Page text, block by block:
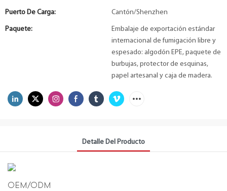
Puerto De Carga: Cantón/Shenzhen
Paquete:
Embalaje de exportación estándar
internacional de fumigación libre y
espesado: algodón EPE, paquete de
burbujas, protector de esquinas,
papel artesanal y caja de madera.
Detalle Del Producto
OEM/ODM